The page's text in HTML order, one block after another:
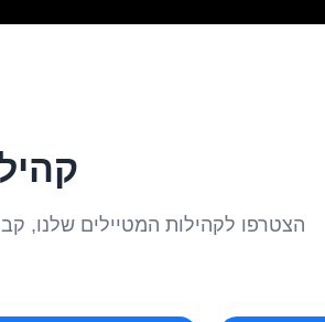
הצטרפו לקהילות המטיילים שלנו,